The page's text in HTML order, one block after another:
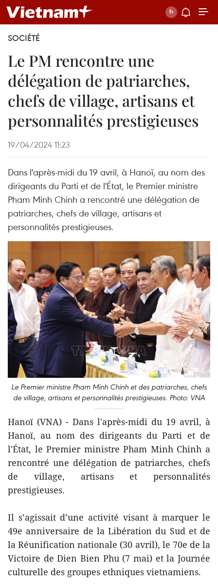
SOCIÉTÉ
Le PM rencontre une
délégation de patriarches,
chefs de village, artisans et
personnalités prestigieuses
19/04/2024 11:23
Dans l'après-midi du 19 avril, à Hanoï, au nom des
dirigeants du Parti et de l'État, le Premier ministre
Pham Minh Chinh a rencontré une délégation de
patriarches, chefs de village, artisans et
personnalités prestigieuses.
Le Premier ministre Pham Minh Chinh et des patriarches, chefs
de village, artisans et personnalités prestigieuses. Photo: VNA
Hanoï (VNA) - Dans l'après-midi du 19 avril, à
Hanoï, au nom des dirigeants du Parti et de
l'État, le Premier ministre Pham Minh Chinh a
rencontré une délégation de patriarches, chefs
de village, artisans et personnalités
prestigieuses.
Il s’agissait d’une activité visant à marquer le
49e anniversaire de la Libération du Sud et de
la Réunification nationale (30 avril), le 70e de la
Victoire de Dien Bien Phu (7 mai) et la Journée
culturelle des groupes ethniques vietnamiens.